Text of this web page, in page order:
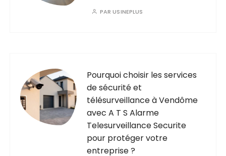
PARUSINEPLUS
Pourquoi choisir les services
de sécurité et
télésurveillance à Vendôme
avec A T S Alarme
Telesurveillance Securite
pour protéger votre
entreprise ?